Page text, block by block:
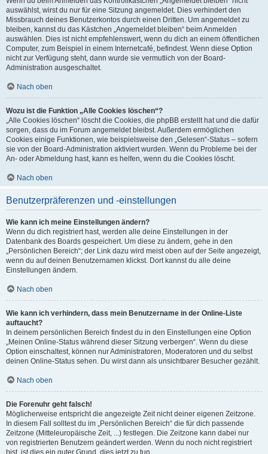
auswählst, wirst du nur für eine Sitzung angemeldet. Dies verhindert den
Missbrauch deines Benutzerkontos durch einen Dritten. Um angemeldet zu
bleiben, kannst du das Kästchen „Angemeldet bleiben“ beim Anmelden
auswählen. Dies ist nicht empfehlenswert, wenn du dich an einem öffentlichen
Computer, zum Beispiel in einem Internetcafé, befindest. Wenn diese Option
nicht zur Verfügung steht, dann wurde sie vermutlich von der Board-
Administration ausgeschaltet.
Nach oben
Wozu ist die Funktion „Alle Cookies löschen“?
„Alle Cookies löschen“ löscht die Cookies, die phpBB erstellt hat und die dafür
sorgen, dass du im Forum angemeldet bleibst. Außerdem ermöglichen
Cookies einige Funktionen, wie beispielsweise den „Gelesen“-Status – sofern
sie von der Board-Administration aktiviert wurden. Wenn du Probleme bei der
An- oder Abmeldung hast, kann es helfen, wenn du die Cookies löscht.
Nach oben
Benutzerpräferenzen und -einstellungen
Wie kann ich meine Einstellungen ändern?
Wenn du dich registriert hast, werden alle deine Einstellungen in der
Datenbank des Boards gespeichert. Um diese zu ändern, gehe in den
„Persönlichen Bereich“; der Link dazu wird meist oben auf der Seite angezeigt,
wenn du auf deinen Benutzernamen klickst. Dort kannst du alle deine
Einstellungen ändern.
Nach oben
Wie kann ich verhindern, dass mein Benutzername in der Online-Liste
auftaucht?
In deinem persönlichen Bereich findest du in den Einstellungen eine Option
„Meinen Online-Status während dieser Sitzung verbergen“. Wenn du diese
Option einschaltest, können nur Administratoren, Moderatoren und du selbst
deinen Online-Status sehen. Du wirst dann als unsichtbarer Besucher gezählt.
Nach oben
Die Forenuhr geht falsch!
Möglicherweise entspricht die angezeigte Zeit nicht deiner eigenen Zeitzone.
In diesem Fall solltest du im „Persönlichen Bereich“ die für dich passende
Zeitzone (Mitteleuropäische Zeit, ...) festlegen. Die Zeitzone kann dabei nur
von registrierten Benutzern geändert werden. Wenn du noch nicht registriert
bist, ist dies ein guter Grund, dies jetzt zu tun.